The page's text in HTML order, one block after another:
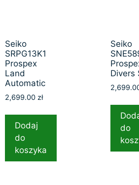
Seiko
SRPG13K1
Prospex
Land
Automatic
2,699.00 zł
Dodaj
do
koszyka
Seiko
Divers
do